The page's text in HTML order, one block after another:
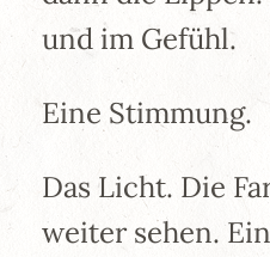
und im Gefühl.
Eine Stimmung.
Das Licht. Die
weiter sehen.